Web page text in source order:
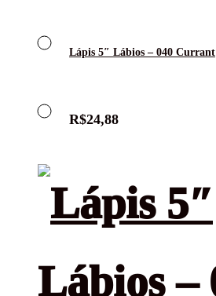
Lápis 5″ Lábios – 040 Currant
R$24,88